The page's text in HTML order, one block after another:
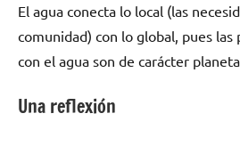
El agua conecta lo local (las
comunidad) con lo global, pues las
con el agua son de carácter
Una reflexión